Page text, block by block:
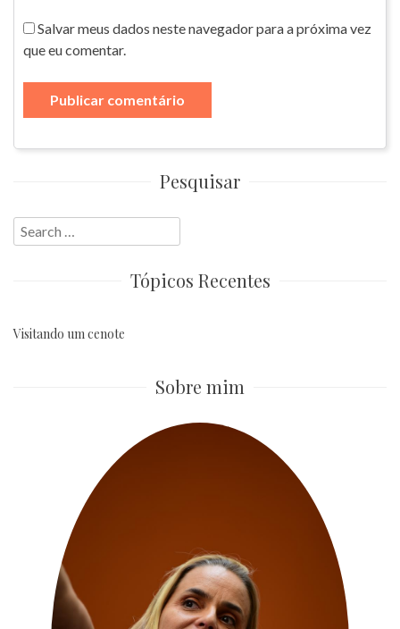
Salvar meus dados neste navegador para a próxima vez
que eu comentar.
Pesquisar
Search
for:
Tópicos Recentes
Visitando um cenote
Sobre mim